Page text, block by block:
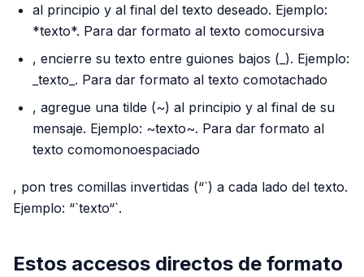
al principio y al final del texto deseado. Ejemplo:
*texto*. Para dar formato al texto comocursiva
, encierre su texto entre guiones bajos (_). Ejemplo:
_texto_. Para dar formato al texto comotachado
, agregue una tilde (~) al principio y al final de su
mensaje. Ejemplo: ~texto~. Para dar formato al
texto comomonoespaciado
, pon tres comillas invertidas (“`) a cada lado del texto.
Ejemplo: “`texto“`.
Estos accesos directos de formato